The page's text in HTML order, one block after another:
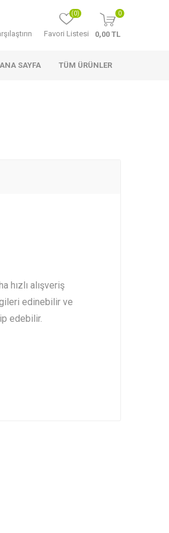
Favori Listesi
(0) 0
0,00 TL
ANA SAYFA TÜM ÜRÜNLER
hızlı alışveriş
edinebilir ve
edebilir.